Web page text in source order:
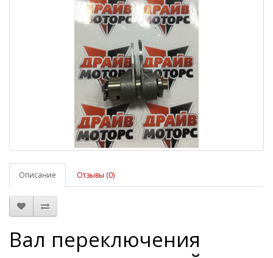
Описание Отзывы (0)
Вал переключения